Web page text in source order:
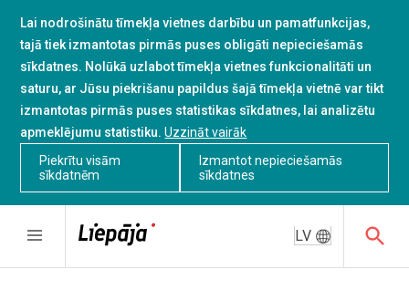
Lai nodrošinātu tīmekļa vietnes darbību un pamatfunkcijas,
tajā tiek izmantotas pirmās puses obligāti nepieciešamās
sīkdatnes. Nolūkā uzlabot tīmekļa vietnes funkcionalitāti un
saturu, ar Jūsu piekrišanu papildus šajā tīmekļa vietnē var tikt
izmantotas pirmās puses statistikas sīkdatnes, lai analizētu
apmeklējumu statistiku. Uzzināt vairāk
Piekrītu visām
sīkdatnēm
Izmantot nepieciešamās
sīkdatnes
LV